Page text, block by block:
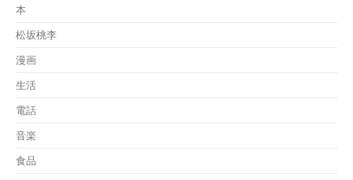
本
松坂桃李
漫画
生活
電話
音楽
食品